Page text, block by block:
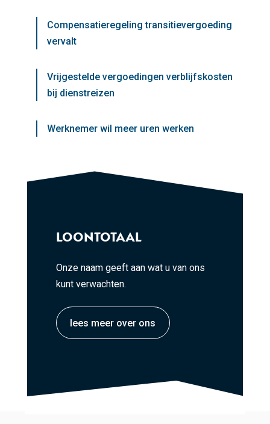
Compensatieregeling transitievergoeding
vervalt
Vrijgestelde vergoedingen verblijfskosten
bij dienstreizen
Werknemer wil meer uren werken
LOONTOTAAL
Onze naam geeft aan wat u van ons
kunt verwachten.
lees meer over ons